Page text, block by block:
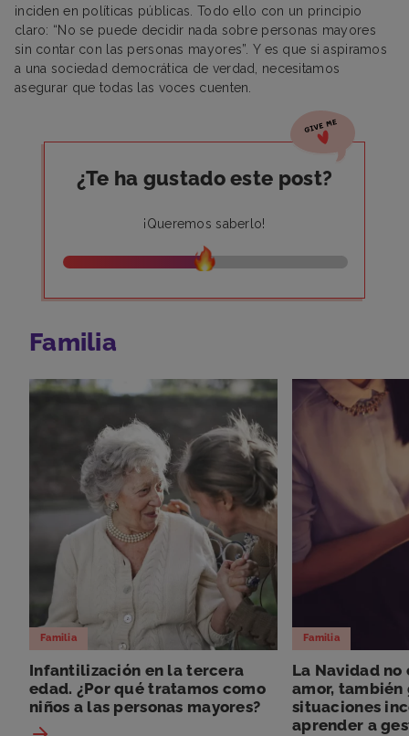
inciden en políticas públicas. Todo ello con un principio
claro: “No se puede decidir nada sobre personas mayores
sin contar con las personas mayores”. Y es que si aspiramos
a una sociedad democrática de verdad, necesitamos
asegurar que todas las voces cuenten.
¿Te ha gustado este post?
¡Queremos saberlo!
Familia
Familia
Infantilización en la tercera
edad. ¿Por qué tratamos como
niños a las personas mayores?
Familia
La Navidad no
amor, también
situaciones
aprender a